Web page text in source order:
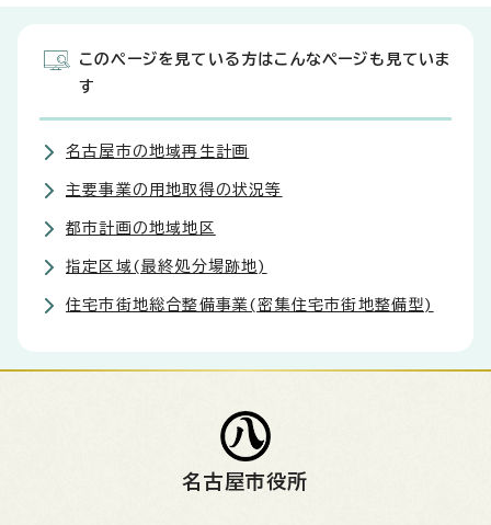
このページを見ている方はこんなページも見ていま
す
名古屋市の地域再生計画
主要事業の用地取得の状況等
都市計画の地域地区
指定区域(最終処分場跡地)
住宅市街地総合整備事業(密集住宅市街地整備型)
名古屋市役所